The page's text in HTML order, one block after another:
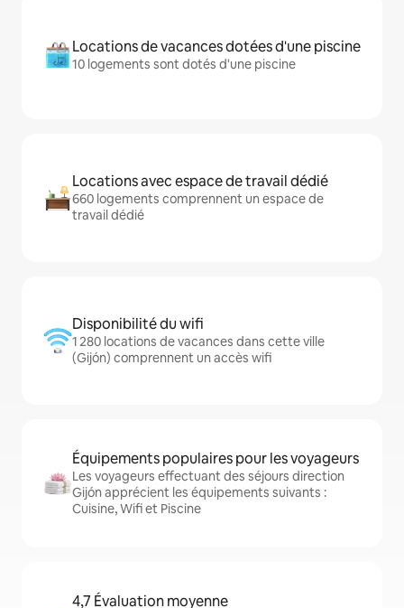
Locations de vacances dotées d'une piscine
10 logements sont dotés d'une piscine
Locations avec espace de travail dédié
660 logements comprennent un espace de
travail dédié
Disponibilité du wifi
1 280 locations de vacances dans cette ville
(Gijón) comprennent un accès wifi
Équipements populaires pour les voyageurs
Les voyageurs effectuant des séjours direction
Gijón apprécient les équipements suivants :
Cuisine, Wifi et Piscine
4,7 Évaluation moyenne